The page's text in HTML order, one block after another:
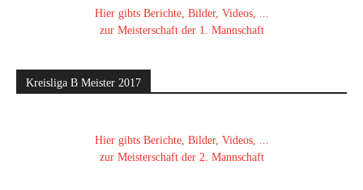
Hier gibts Berichte, Bilder, Videos, ...
zur Meisterschaft der 1. Mannschaft
Kreisliga B Meister 2017
Hier gibts Berichte, Bilder, Videos, ...
zur Meisterschaft der 2. Mannschaft